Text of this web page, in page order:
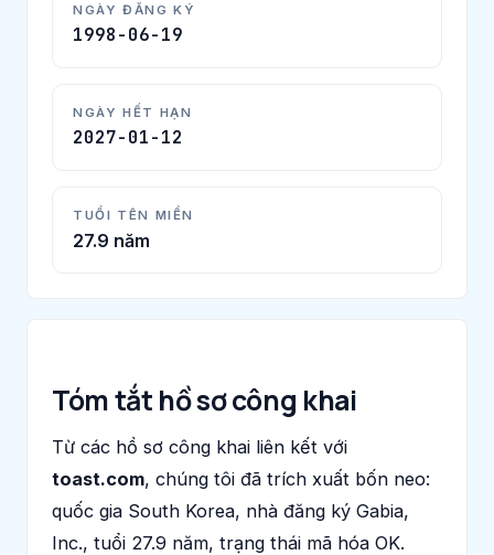
NGÀY ĐĂNG KÝ
1998-06-19
NGÀY HẾT HẠN
2027-01-12
TUỔI TÊN MIỀN
27.9 năm
Tóm tắt hồ sơ công khai
Từ các hồ sơ công khai liên kết với
toast.com, chúng tôi đã trích xuất bốn neo:
quốc gia South Korea, nhà đăng ký Gabia,
Inc., tuổi 27.9 năm, trạng thái mã hóa OK.